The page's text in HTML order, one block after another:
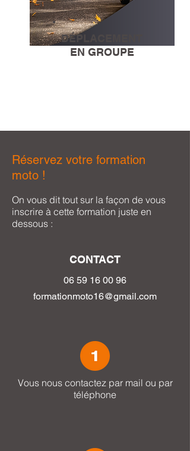
DÉPLACEMENT
EN GROUPE
Réservez votre formation
moto !
On vous dit tout sur la façon de vous
inscrire à cette formation juste en
dessous :
CONTACT
06 59 16 00 96
formationmoto16@gmail.com
Vous nous contactez par mail ou par
téléphone